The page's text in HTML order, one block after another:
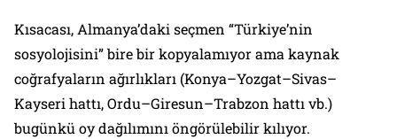
Kısacası, Almanya’daki seçmen “Türkiye’nin
sosyolojisini” bire bir kopyalamıyor ama kaynak
coğrafyaların ağırlıkları (Konya–Yozgat–Sivas–
Kayseri hattı, Ordu–Giresun–Trabzon hattı vb.)
bugünkü oy dağılımını öngörülebilir kılıyor.